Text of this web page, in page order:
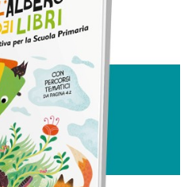
dei social media e per
Condividiamo inoltre
utilizza il nostro sito con i
di analisi dei dati web,
potrebbero combinarle
fornito loro o che hanno
loro servizi.